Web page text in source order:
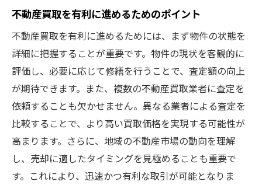
不動産買取を有利に進めるためのポイント
不動産買取を有利に進めるためには、まず物件の状態を
詳細に把握することが重要です。物件の現状を客観的に
評価し、必要に応じて修繕を行うことで、査定額の向上
が期待できます。また、複数の不動産買取業者に査定を
依頼することも欠かせません。異なる業者による査定を
比較することで、より高い買取価格を実現する可能性が
高まります。さらに、地域の不動産市場の動向を理解
し、売却に適したタイミングを見極めることも重要で
す。これにより、迅速かつ有利な取引が可能となりま